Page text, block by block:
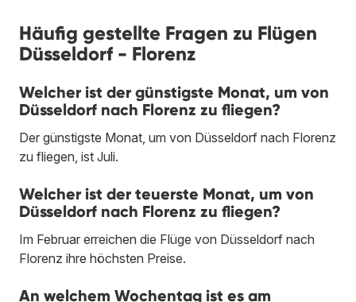
Häufig gestellte Fragen zu Flügen
Düsseldorf - Florenz
Welcher ist der günstigste Monat, um von
Düsseldorf nach Florenz zu fliegen?
Der günstigste Monat, um von Düsseldorf nach Florenz
zu fliegen, ist Juli.
Welcher ist der teuerste Monat, um von
Düsseldorf nach Florenz zu fliegen?
Im Februar erreichen die Flüge von Düsseldorf nach
Florenz ihre höchsten Preise.
An welchem Wochentag ist es am